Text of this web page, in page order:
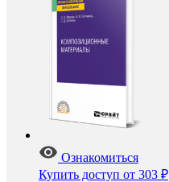
Ознакомиться
Купить доступ от 303 ₽